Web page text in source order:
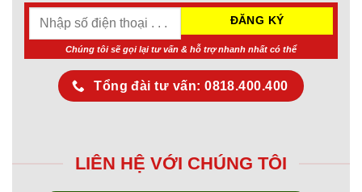
Chúng tôi sẽ gọi lại tư vấn & hỗ trợ nhanh nhất có thể
Tổng đài tư vấn: 0818.400.400
LIÊN HỆ VỚI CHÚNG TÔI